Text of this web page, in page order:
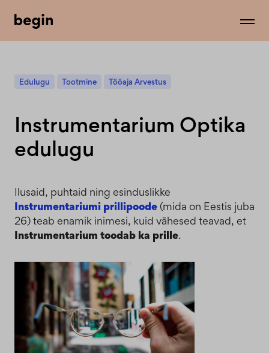
Edulugu Tootmine Tööaja Arvestus
Instrumentarium Optika
edulugu
Ilusaid, puhtaid ning esinduslikke
Instrumentariumi prillipoode (mida on Eestis juba
26) teab enamik inimesi, kuid vähesed teavad, et
Instrumentarium toodab ka prille.